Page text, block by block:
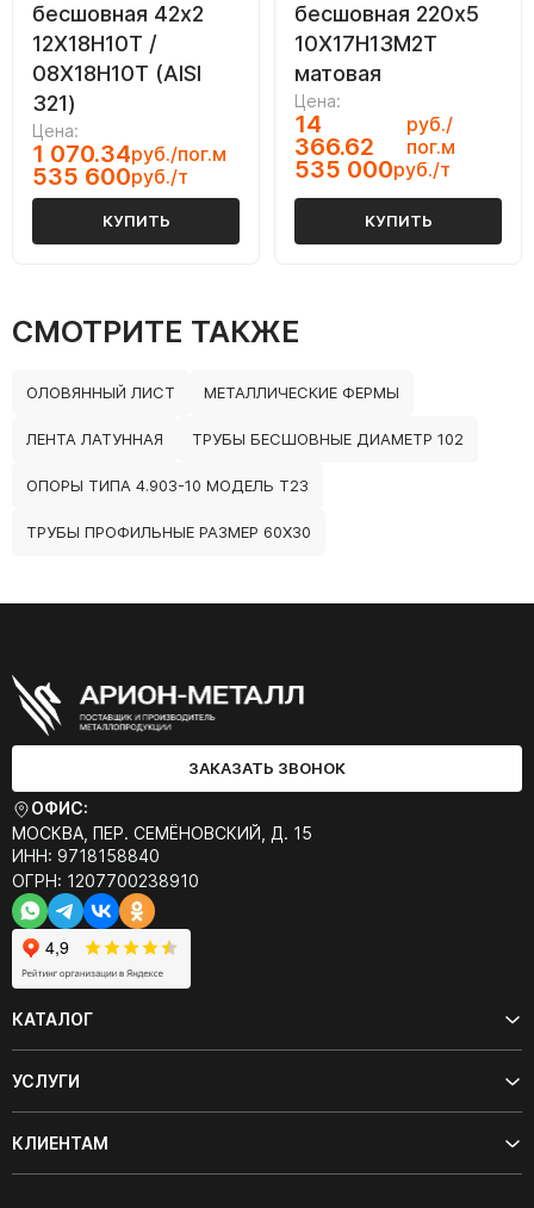
бесшовная 42х2
12Х18Н10Т /
08Х18Н10Т (AISI
321)
Цена:
1 070.34руб./пог.м
535 600руб./т
КУПИТЬ
бесшовная 220х5
10Х17Н13М2Т
матовая
Цена:
14
366.62
руб./
пог.м
535 000руб./т
КУПИТЬ
СМОТРИТЕ ТАКЖЕ
ОЛОВЯННЫЙ ЛИСТ МЕТАЛЛИЧЕСКИЕ ФЕРМЫ
ЛЕНТА ЛАТУННАЯ ТРУБЫ БЕСШОВНЫЕ ДИАМЕТР 102
ОПОРЫ ТИПА 4.903-10 МОДЕЛЬ Т23
ТРУБЫ ПРОФИЛЬНЫЕ РАЗМЕР 60Х30
ЗАКАЗАТЬ ЗВОНОК
ОФИС:
МОСКВА, ПЕР. СЕМЁНОВСКИЙ, Д. 15
ИНН: 9718158840
ОГРН: 1207700238910
КАТАЛОГ
УСЛУГИ
КЛИЕНТАМ